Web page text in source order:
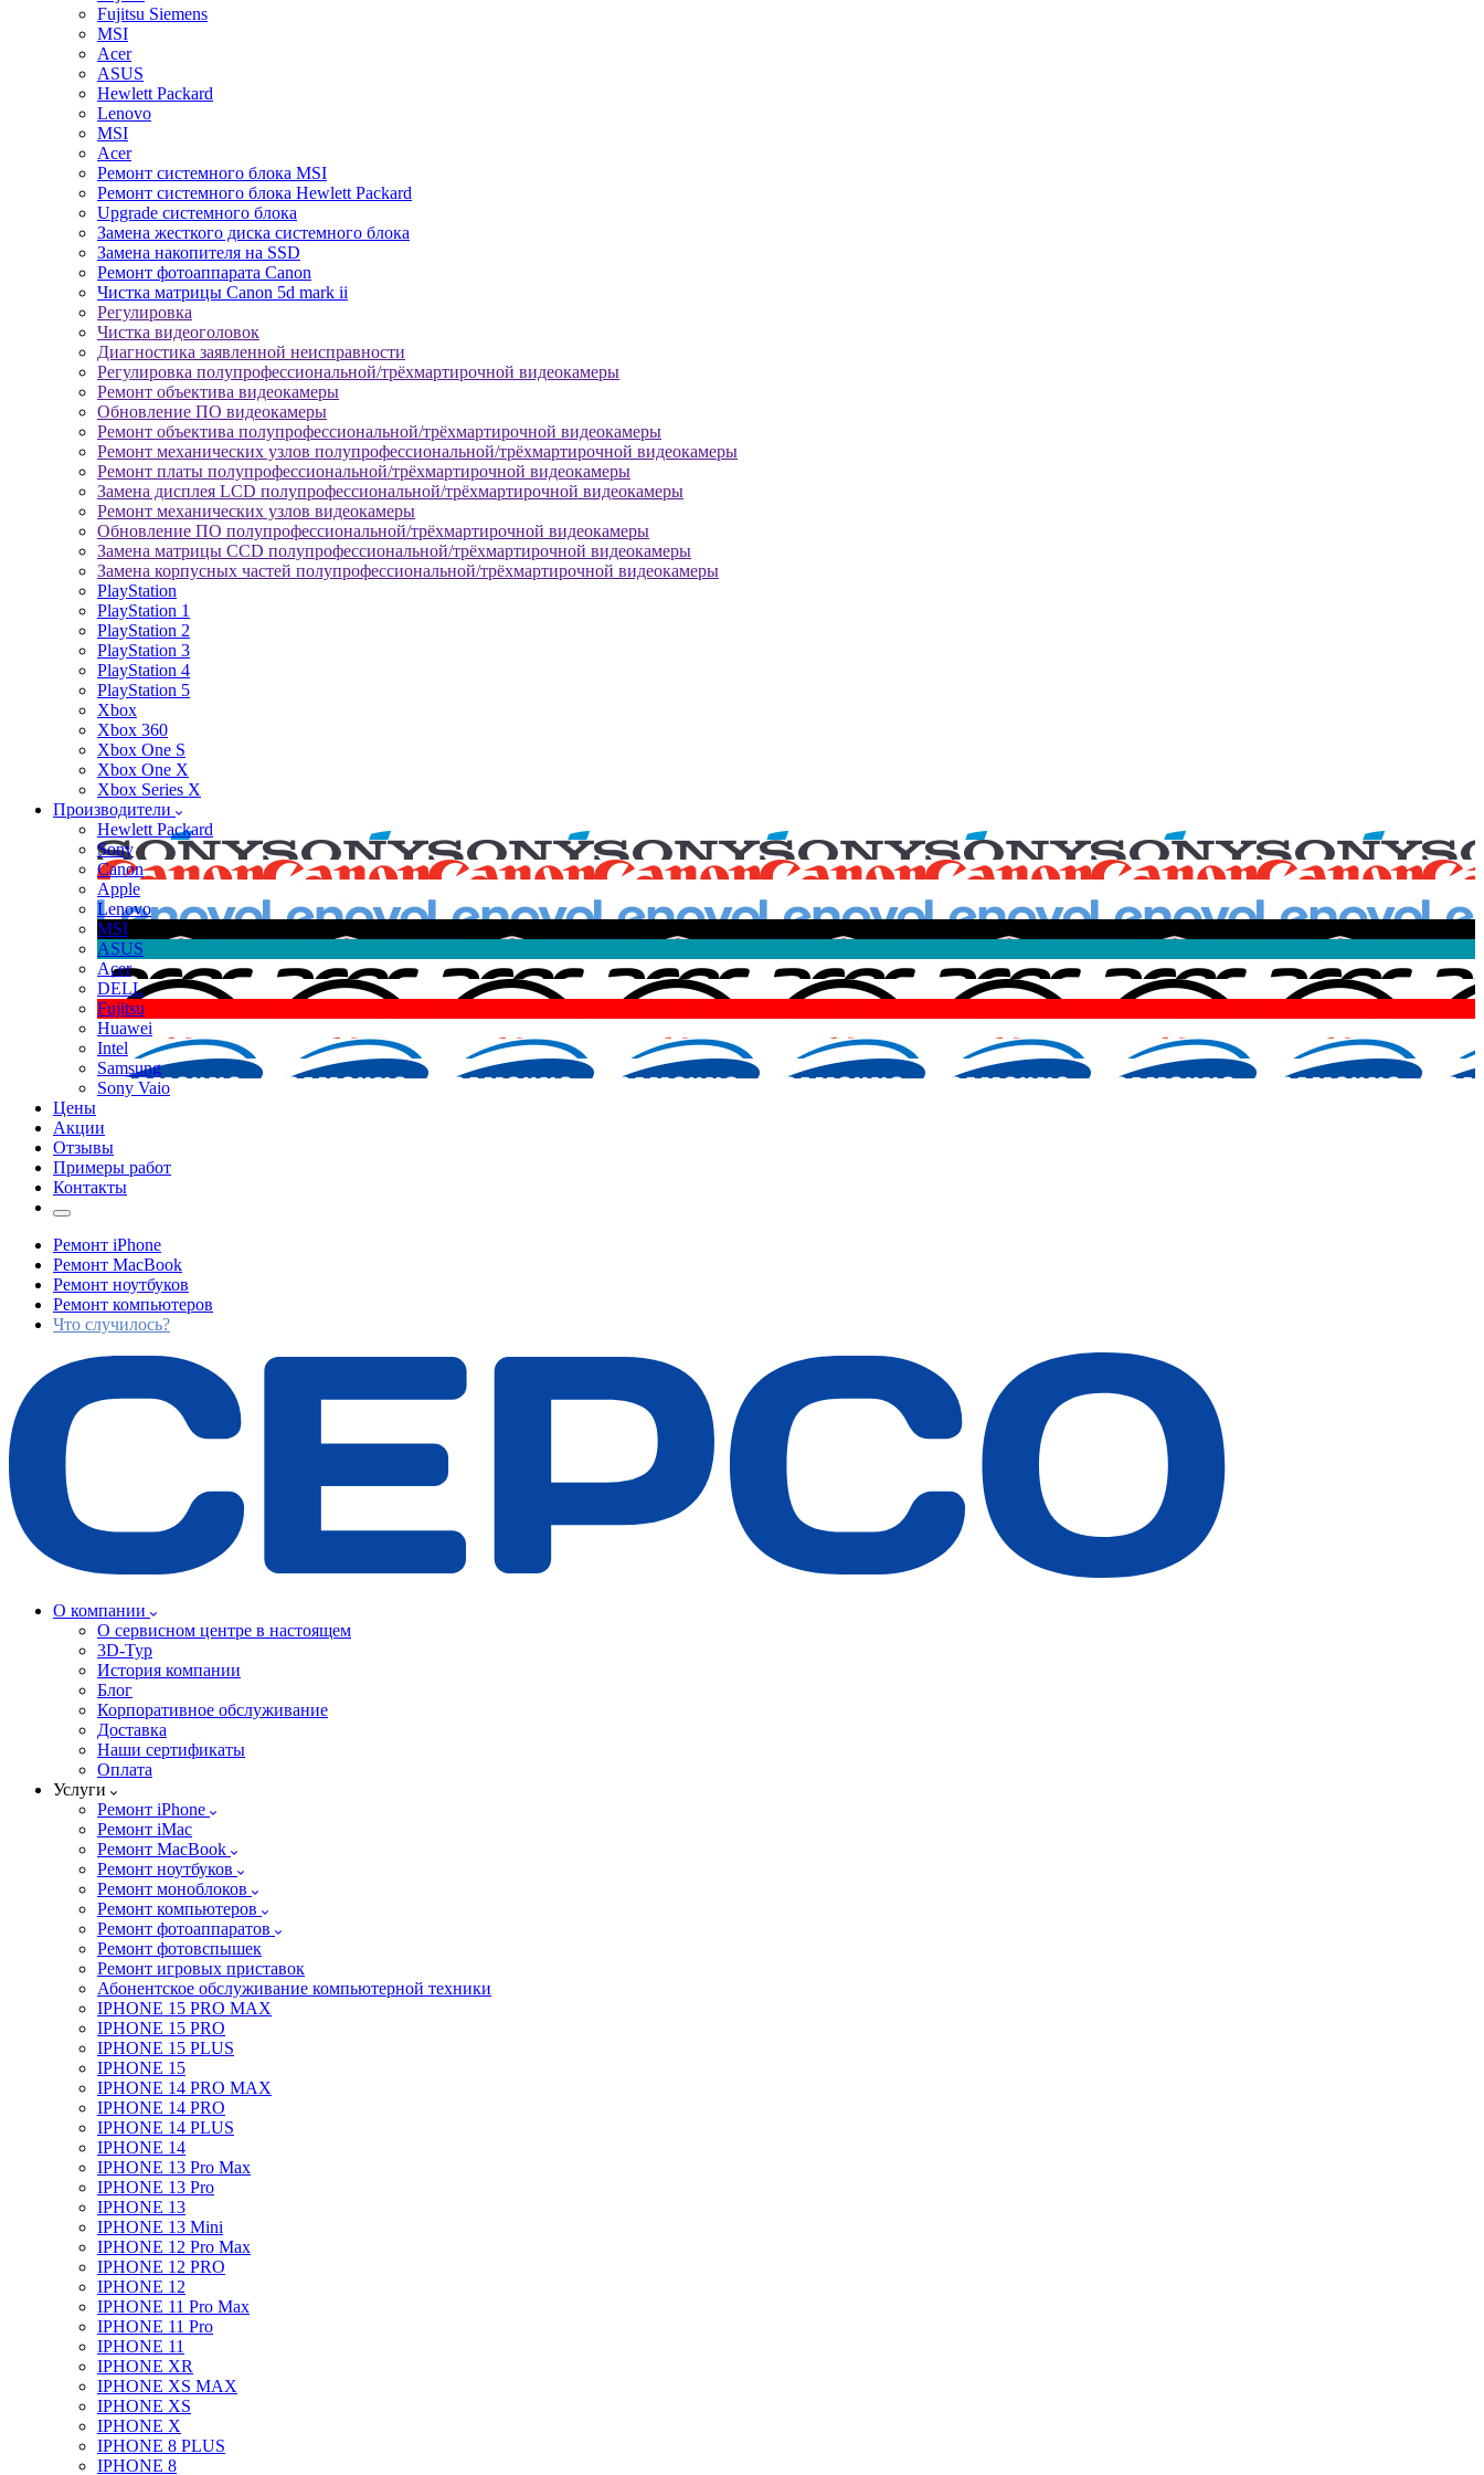
Fujitsu Siemens
MSI
Acer
ASUS
Hewlett Packard
Lenovo
MSI
Acer
Ремонт системного блока MSI
Ремонт системного блока Hewlett Packard
Upgrade системного блока
Замена жесткого диска системного блока
Замена накопителя на SSD
Ремонт фотоаппарата Canon
Чистка матрицы Canon 5d mark ii
Регулировка
Чистка видеоголовок
Диагностика заявленной неисправности
Регулировка полупрофессиональной/трёхмартирочной видеокамеры
Ремонт объектива видеокамеры
Обновление ПО видеокамеры
Ремонт объектива полупрофессиональной/трёхмартирочной видеокамеры
Ремонт механических узлов полупрофессиональной/трёхмартирочной видеокамеры
Ремонт платы полупрофессиональной/трёхмартирочной видеокамеры
Замена дисплея LCD полупрофессиональной/трёхмартирочной видеокамеры
Ремонт механических узлов видеокамеры
Обновление ПО полупрофессиональной/трёхмартирочной видеокамеры
Замена матрицы CCD полупрофессиональной/трёхмартирочной видеокамеры
Замена корпусных частей полупрофессиональной/трёхмартирочной видеокамеры
PlayStation
PlayStation 1
PlayStation 2
PlayStation 3
PlayStation 4
PlayStation 5
Xbox
Xbox 360
Xbox One S
Xbox One X
Xbox Series X
Производители
Hewlett Packard
Sony
Canon
Apple
Lenovo
MSI
ASUS
Acer
DELL
Fujitsu
Huawei
Intel
Samsung
Sony Vaio
Цены
Акции
Отзывы
Примеры работ
Контакты
Ремонт iPhone
Ремонт MacBook
Ремонт ноутбуков
Ремонт компьютеров
Что случилось?
О компании
О сервисном центре в настоящем
3D-Тур
История компании
Блог
Корпоративное обслуживание
Доставка
Наши сертификаты
Оплата
Услуги
Ремонт iPhone
Ремонт iMac
Ремонт MacBook
Ремонт ноутбуков
Ремонт моноблоков
Ремонт компьютеров
Ремонт фотоаппаратов
Ремонт фотовспышек
Ремонт игровых приставок
Абонентское обслуживание компьютерной техники
IPHONE 15 PRO MAX
IPHONE 15 PRO
IPHONE 15 PLUS
IPHONE 15
IPHONE 14 PRO MAX
IPHONE 14 PRO
IPHONE 14 PLUS
IPHONE 14
IPHONE 13 Pro Max
IPHONE 13 Pro
IPHONE 13
IPHONE 13 Mini
IPHONE 12 Pro Max
IPHONE 12 PRO
IPHONE 12
IPHONE 11 Pro Max
IPHONE 11 Pro
IPHONE 11
IPHONE XR
IPHONE XS MAX
IPHONE XS
IPHONE X
IPHONE 8 PLUS
IPHONE 8